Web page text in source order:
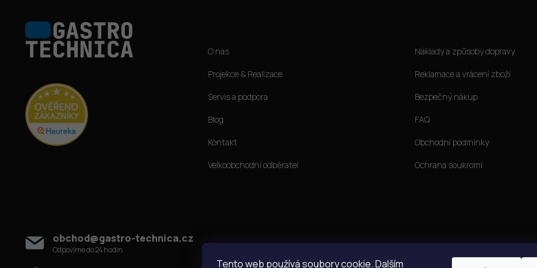
Tento web používá soubory cookie. Dalším
O nás
Projekce & Realizace
Servis a podpora
Blog
Kontakt
Velkoobchodní odběratel
Náklady a způsoby dopravy
Reklamace a vrácení zboží
Bezpečný nákup
FAQ
Obchodní podmínky
Ochrana soukromí
obchod@gastro-technica.cz